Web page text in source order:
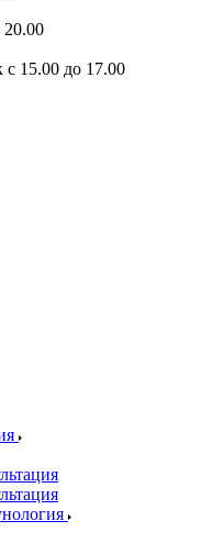
20.00
с 15.00 до 17.00